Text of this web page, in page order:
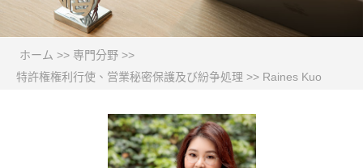
ホーム >> 専門分野 >>
特許権権利行使、営業秘密保護及び紛争処理 >> Raines Kuo